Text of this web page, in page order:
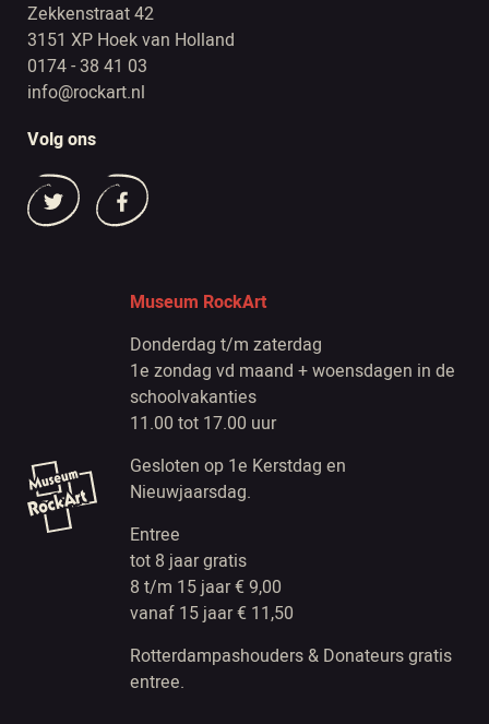
Zekkenstraat 42
3151 XP Hoek van Holland
0174 - 38 41 03
info@rockart.nl
Volg ons
Museum RockArt
Donderdag t/m zaterdag
1e zondag vd maand + woensdagen in de
schoolvakanties
11.00 tot 17.00 uur
Gesloten op 1e Kerstdag en
Nieuwjaarsdag.
Entree
tot 8 jaar gratis
8 t/m 15 jaar € 9,00
vanaf 15 jaar € 11,50
Rotterdampashouders & Donateurs gratis
entree.